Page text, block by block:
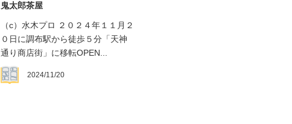
鬼太郎茶屋
（c）水木プロ ２０２４年１１月２
０日に調布駅から徒歩５分「天神
通り商店街」に移転OPEN...
2024/11/20